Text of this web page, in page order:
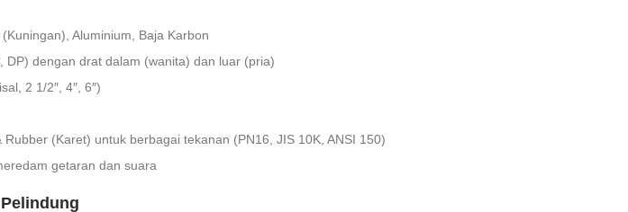
Aluminium, Baja Karbon
DP) dengan drat dalam (wanita) dan luar (pria)
2 1/2″, 4″, 6″)
Rubber (Karet) untuk berbagai tekanan (PN16, JIS 10K, ANSI 150)
getaran dan suara